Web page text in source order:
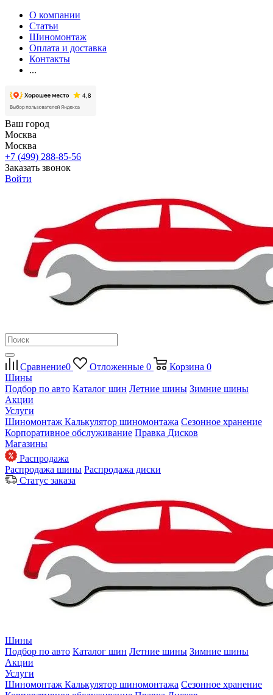
О компании
Статьи
Шиномонтаж
Оплата и доставка
Контакты
...
Ваш город
Москва
Москва
+7 (499) 288-85-56
Заказать звонок
Войти
Сравнение0 Отложенные 0 Корзина 0
Шины
Подбор по авто Каталог шин Летние шины Зимние шины
Акции
Услуги
Шиномонтаж Калькулятор шиномонтажа Сезонное хранение
Корпоративное обслуживание Правка Дисков
Магазины
Распродажа
Распродажа шины Распродажа диски
Статус заказа
Шины
Подбор по авто Каталог шин Летние шины Зимние шины
Акции
Услуги
Шиномонтаж Калькулятор шиномонтажа Сезонное хранение